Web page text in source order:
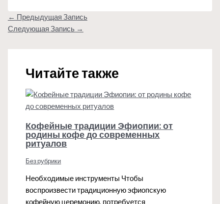
← Предыдущая Запись
Следующая Запись →
Читайте также
Кофейные традиции Эфиопии: от
родины кофе до современных
ритуалов
Без рубрики
Необходимые инструменты Чтобы
воспроизвести традиционную эфиопскую
кофейную церемонию, потребуется